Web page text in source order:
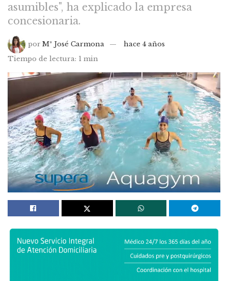
asumibles", ha explicado la empresa
concesionaria.
por Mª José Carmona
hace 4 años
Tiempo de lectura: 1 min